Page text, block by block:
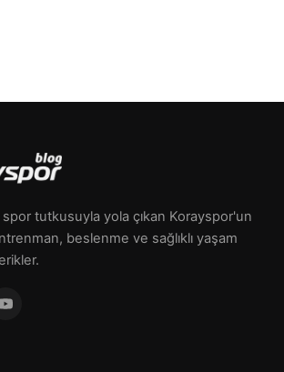
tutkusuyla yola çıkan Korayspor'un
beslenme ve sağlıklı yaşam